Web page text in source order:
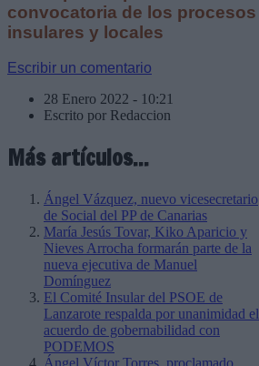
convocatoria de los procesos
insulares y locales
Escribir un comentario
28 Enero 2022 - 10:21
Escrito por Redaccion
Más artículos...
Ángel Vázquez, nuevo vicesecretario
de Social del PP de Canarias
María Jesús Tovar, Kiko Aparicio y
Nieves Arrocha formarán parte de la
nueva ejecutiva de Manuel
Domínguez
El Comité Insular del PSOE de
Lanzarote respalda por unanimidad el
acuerdo de gobernabilidad con
PODEMOS
Ángel Víctor Torres, proclamado